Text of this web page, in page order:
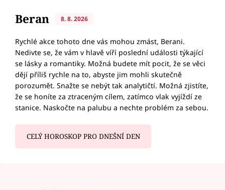
Beran 8. 8. 2026
Rychlé akce tohoto dne vás mohou zmást, Berani.
Nedivte se, že vám v hlavě víří poslední události týkající
se lásky a romantiky. Možná budete mít pocit, že se věci
dějí příliš rychle na to, abyste jim mohli skutečně
porozumět. Snažte se nebýt tak analytičtí. Možná zjistíte,
že se honíte za ztraceným cílem, zatímco vlak vyjíždí ze
stanice. Naskočte na palubu a nechte problém za sebou.
CELÝ HOROSKOP PRO DNEŠNÍ DEN